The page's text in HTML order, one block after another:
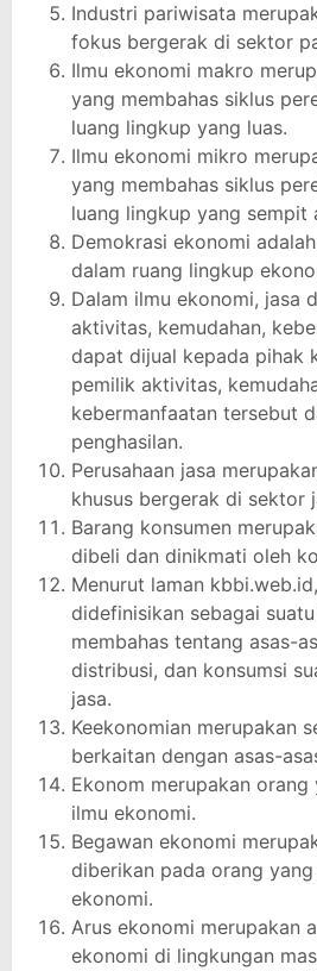
Industri pariwisata
fokus bergerak di sektor
Ilmu ekonomi makro
yang membahas siklus
luang lingkup yang luas.
Ilmu ekonomi mikro
yang membahas siklus
luang lingkup yang sempit
Demokrasi ekonomi
dalam ruang lingkup
Dalam ilmu ekonomi, jasa
aktivitas, kemudahan,
dapat dijual kepada pihak
pemilik aktivitas,
kebermanfaatan tersebut
penghasilan.
Perusahaan jasa
khusus bergerak di sektor
Barang konsumen
dibeli dan dinikmati oleh
Menurut laman
didefinisikan sebagai
membahas tentang asas-
distribusi, dan konsumsi
jasa.
Keekonomian merupakan
berkaitan dengan asas-
Ekonom merupakan
ilmu ekonomi.
Begawan ekonomi
diberikan pada orang
ekonomi.
Arus ekonomi merupakan
ekonomi di lingkungan